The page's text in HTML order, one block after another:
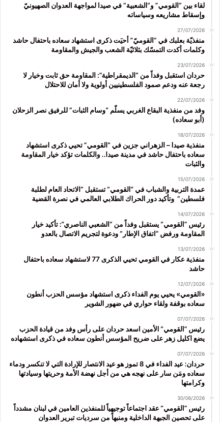
لقاء بين “القومي” و”الشعبية” في صيدا لمواجهة العدوان الصهيونيّ
وإسقاط مشاريعه وسياساته
27/07/2026
منفذيّة بعلبك في “القوميّ” أحيَت ذكرى استشهاد سعاده باحتفال حاشد
وكلمات أكدت التمسّك بثلاثيّة الشعب والجيش والمقاومة
23/07/2026
حردان استقبل وفداً من “الديمقراطية”: المقاومة حق ثابت وخيار لا
رجعة عنه ودعم صمود الفلسطينيين أولوية ولا أمان للاحتلال
22/07/2026
وفد من منفذية البقاع الغربي يسلّم “وسام الثبات” للرفيق نصر الزحلان
(أبو سعاده)
18/07/2026
منفذية صيدا – الزهراني جزين في “القومي” تحيي ذكرى استشهاد
سعاده باحتفال حاشد في مدينة صيدا.. والكلمات تؤكد خيار المقاومة
والثبات
15/07/2026
عمدة التربية والشباب في “القومي” تستقبل “الاتحاد العام لطلبة
فلسطين” وتأكيد دور الحراك الطلابي العالمي في نصرة القضية
14/07/2026
رئيس “القومي” يستقبل وفداً من “الشعبي الناصري”: تأكيد خيار
المقاومة ورفض “اتفاق الإطار” ودعوة لتجريم الاتصال بالعدو
13/07/2026
منفذية عكار في القومي تحيي الذكرى 77 لاستشهاد سعاده باحتفال
حاشد
12/07/2026
«القومي» يحيي يوم الفداء ذكرى استشهاد مؤسس الحزب أنطون
سعاده بوقفة ولقاء حواري في ضهور الشوير
07/07/2026
رئيس “القومي” الأمين اسعد حردان على رأس وفد من قيادة الحزب
يضع اكليل زهر على ضريح المؤسس أنطون سعاده في ذكرى استشهاده
07/07/2026
حردان: عيد الفداء في 8 تموز هو عيد الانتصار للإرادة التي لا تنكسر ودماء
سعاده ومَن سار على نهجه هي من أجل نهضة الأمة وحريتها وسيادتها
وكرامتها
30/06/2026
رئيس “القومي” عقد اجتماعاً توجيهياً للمنفذين العامين في لبنان مشدداً
على تحصين الجبهة الداخلية ومنبهاً من سرديات تبرير العدوان